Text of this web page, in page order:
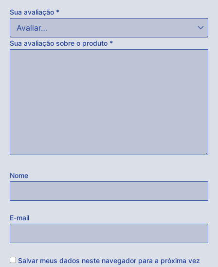
Sua avaliação *
Sua avaliação sobre o produto *
Nome
E-mail
Salvar meus dados neste navegador para a próxima vez